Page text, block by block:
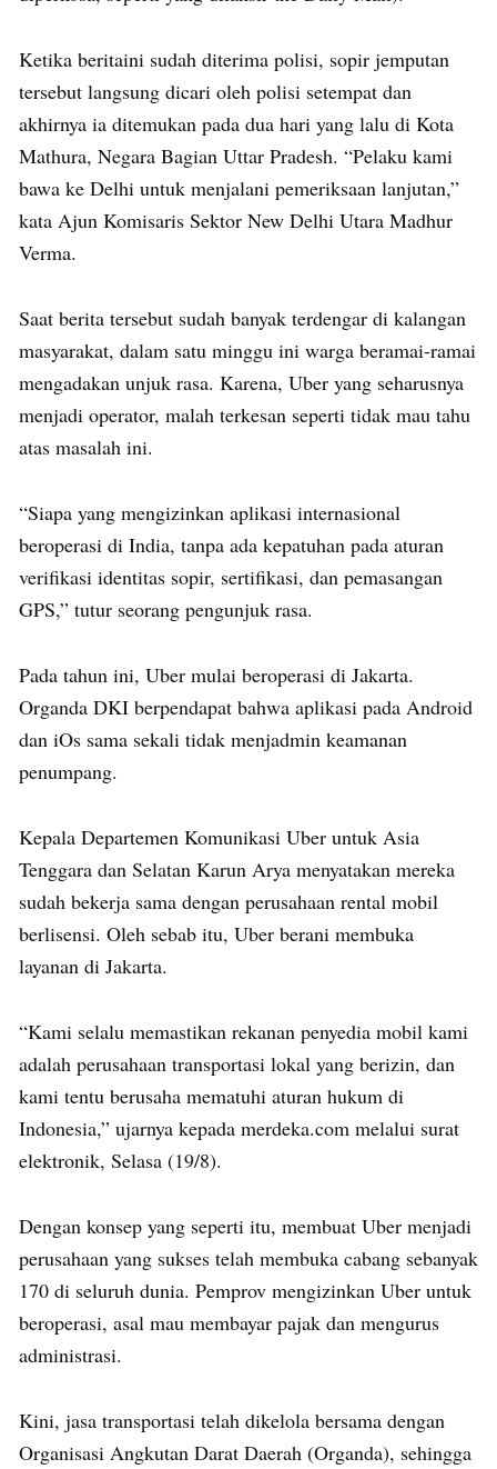
Ketika beritaini sudah diterima polisi, sopir jemputan
tersebut langsung dicari oleh polisi setempat dan
akhirnya ia ditemukan pada dua hari yang lalu di Kota
Mathura, Negara Bagian Uttar Pradesh. “Pelaku kami
bawa ke Delhi untuk menjalani pemeriksaan lanjutan,”
kata Ajun Komisaris Sektor New Delhi Utara Madhur
Verma.
Saat berita tersebut sudah banyak terdengar di kalangan
masyarakat, dalam satu minggu ini warga beramai-ramai
mengadakan unjuk rasa. Karena, Uber yang seharusnya
menjadi operator, malah terkesan seperti tidak mau tahu
atas masalah ini.
“Siapa yang mengizinkan aplikasi internasional
beroperasi di India, tanpa ada kepatuhan pada aturan
verifikasi identitas sopir, sertifikasi, dan pemasangan
GPS,” tutur seorang pengunjuk rasa.
Pada tahun ini, Uber mulai beroperasi di Jakarta.
Organda DKI berpendapat bahwa aplikasi pada Android
dan iOs sama sekali tidak menjadmin keamanan
penumpang.
Kepala Departemen Komunikasi Uber untuk Asia
Tenggara dan Selatan Karun Arya menyatakan mereka
sudah bekerja sama dengan perusahaan rental mobil
berlisensi. Oleh sebab itu, Uber berani membuka
layanan di Jakarta.
“Kami selalu memastikan rekanan penyedia mobil kami
adalah perusahaan transportasi lokal yang berizin, dan
kami tentu berusaha mematuhi aturan hukum di
Indonesia,” ujarnya kepada merdeka.com melalui surat
elektronik, Selasa (19/8).
Dengan konsep yang seperti itu, membuat Uber menjadi
perusahaan yang sukses telah membuka cabang sebanyak
170 di seluruh dunia. Pemprov mengizinkan Uber untuk
beroperasi, asal mau membayar pajak dan mengurus
administrasi.
Kini, jasa transportasi telah dikelola bersama dengan
Organisasi Angkutan Darat Daerah (Organda), sehingga